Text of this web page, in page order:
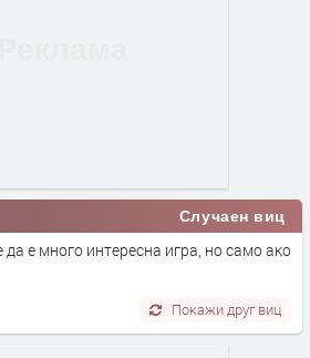
Случаен виц
е много интересна игра, но само ако
Покажи друг виц